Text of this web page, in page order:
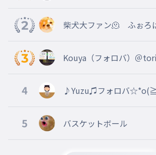
ゆうさんそうんどう
いちごしょーとけーき
マヤ文明の遺跡
ありがとうございました
019 隠し味はお醤油
柴犬大ファン🫠 ふぉろ
Kouya（フォロバ）＠
4
♪Yuzu♫フォロバ
5 バスケットボール